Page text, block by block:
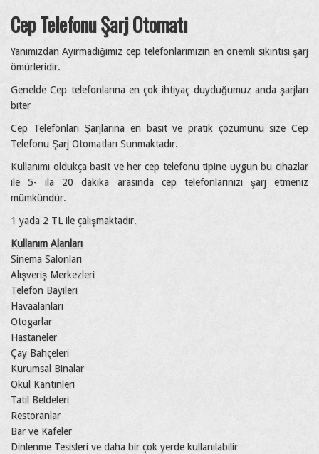
Cep Telefonu Şarj Otomatı
Yanımızdan Ayırmadığımız cep telefonlarımızın en önemli sıkıntısı şarj
ömürleridir.
Genelde Cep telefonlarına en çok ihtiyaç duyduğumuz anda şarjları
biter
Cep Telefonları Şarjlarına en basit ve pratik çözümünü size Cep
Telefonu Şarj Otomatları Sunmaktadır.
Kullanımı oldukça basit ve her cep telefonu tipine uygun bu cihazlar
ile 5- ila 20 dakika arasında cep telefonlarınızı şarj etmeniz
mümkündür.
1 yada 2 TL ile çalışmaktadır.
Kullanım Alanları
Sinema Salonları
Alışveriş Merkezleri
Telefon Bayileri
Havaalanları
Otogarlar
Hastaneler
Çay Bahçeleri
Kurumsal Binalar
Okul Kantinleri
Tatil Beldeleri
Restoranlar
Bar ve Kafeler
Dinlenme Tesisleri ve daha bir çok yerde kullanılabilir